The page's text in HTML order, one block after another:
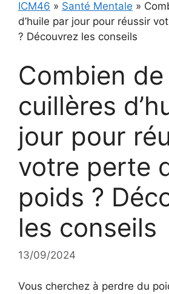
ICM46 » Santé Mentale »
d’huile par jour pour réussir
? Découvrez les conseils
Combien de
cuillères
jour pour
votre perte
poids ?
les conseils
13/09/2024
Vous cherchez à perdre du